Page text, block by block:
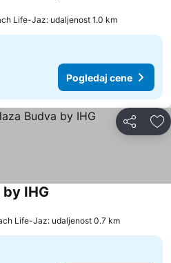
Life-Jaz: udaljenost 1.0 km
Pogledaj cene
Deli
IHG
Life-Jaz: udaljenost 0.7 km